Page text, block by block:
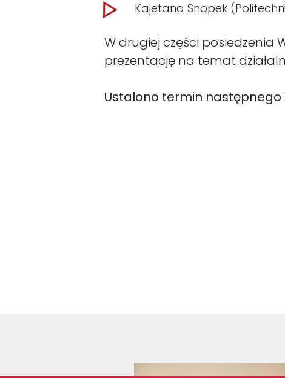
Kajetana Snopek
W drugiej części posiedzenia
prezentację na temat
Ustalono termin następnego